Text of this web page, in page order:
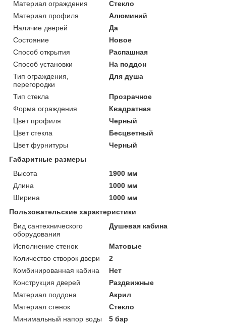
Материал ограждения
Стекло
Материал профиля
Алюминий
Наличие дверей
Да
Состояние
Новое
Способ открытия
Распашная
Способ установки
На поддон
Тип ограждения,
перегородки
Для душа
Тип стекла
Прозрачное
Форма ограждения
Квадратная
Цвет профиля
Черный
Цвет стекла
Бесцветный
Цвет фурнитуры
Черный
Габаритные размеры
Высота
1900 мм
Длина
1000 мм
Ширина
1000 мм
Пользовательские характеристики
Вид сантехнического
оборудования
Душевая кабина
Исполнение стенок
Матовые
Количество створок двери
2
Комбинированная кабина
Нет
Конструкция дверей
Раздвижные
Материал поддона
Акрил
Материал стенок
Стекло
Минимальный напор воды
5 бар